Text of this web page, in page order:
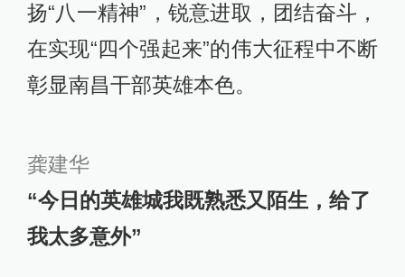
扬“八一精神”，锐意进取，团结奋斗，
在实现“四个强起来”的伟大征程中不断
彰显南昌干部英雄本色。
龚建华
“今日的英雄城我既熟悉又陌生，给了
我太多意外”